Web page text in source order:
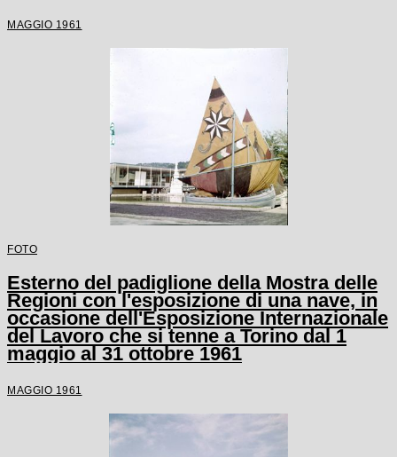
MAGGIO 1961
FOTO
Esterno del padiglione della Mostra delle
Regioni con l'esposizione di una nave, in
occasione dell'Esposizione Internazionale
del Lavoro che si tenne a Torino dal 1
maggio al 31 ottobre 1961
MAGGIO 1961